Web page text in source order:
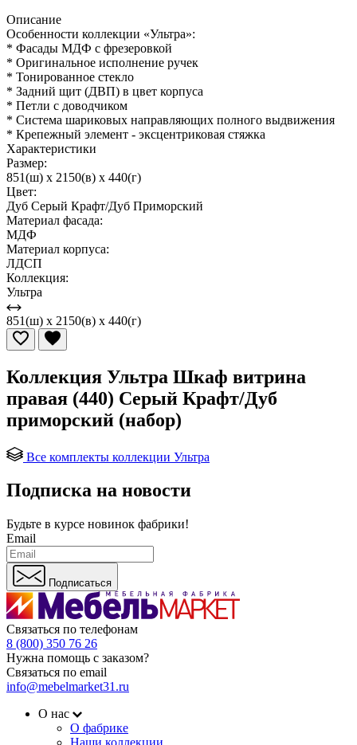
Описание
Особенности коллекции «Ультра»:
* Фасады МДФ с фрезеровкой
* Оригинальное исполнение ручек
* Тонированное стекло
* Задний щит (ДВП) в цвет корпуса
* Петли с доводчиком
* Система шариковых направляющих полного выдвижения
* Крепежный элемент - эксцентриковая стяжка
Характеристики
Размер:
851(ш) x 2150(в) x 440(г)
Цвет:
Дуб Серый Крафт/Дуб Приморский
Материал фасада:
МДФ
Материал корпуса:
ЛДСП
Коллекция:
Ультра
851(ш) x 2150(в) x 440(г)
Коллекция Ультра Шкаф витрина
правая (440) Серый Крафт/Дуб
приморский (набор)
Все комплекты коллекции Ультра
Подписка на новости
Будьте в курсе новинок фабрики!
Email
Подписаться
Связаться по телефонам
8 (800) 350 76 26
Нужна помощь с заказом?
Связаться по email
info@mebelmarket31.ru
О нас
О фабрике